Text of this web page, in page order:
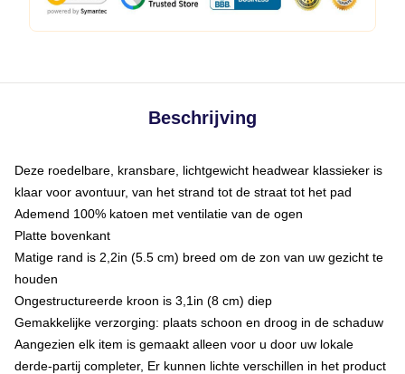
Beschrijving
Deze roedelbare, kransbare, lichtgewicht headwear klassieker is
klaar voor avontuur, van het strand tot de straat tot het pad
Ademend 100% katoen met ventilatie van de ogen
Platte bovenkant
Matige rand is 2,2in (5.5 cm) breed om de zon van uw gezicht te
houden
Ongestructureerde kroon is 3,1in (8 cm) diep
Gemakkelijke verzorging: plaats schoon en droog in de schaduw
Aangezien elk item is gemaakt alleen voor u door uw lokale
derde-partij completer, Er kunnen lichte verschillen in het product